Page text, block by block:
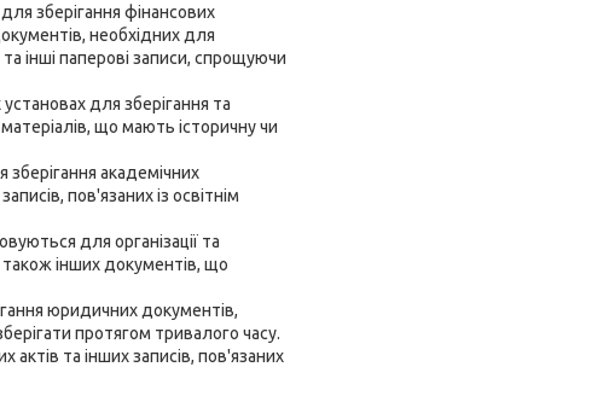
зберігання фінансових
необхідних для
інші паперові записи, спрощуючи
для зберігання та
що мають історичну чи
зберігання академічних
пов'язаних із освітнім
для організації та
також інших документів, що
юридичних документів,
протягом тривалого часу.
актів та інших записів, пов'язаних